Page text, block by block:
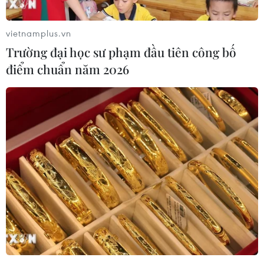
Thêm 1 ca mắc mới COVID-19, là chuyên
gia nhập cảnh được cách ly ngay
12/10/2020 11:15
Ngày 10/10/2020, bệnh nhân khởi phát với triệu chứng
sốt, đau đầu. Ngày 11/10/2020, bệnh nhân được lấy
mẫu xét nghiệm lần 2, kết quả xét nghiệm dương tính
SAR-CoV-2.
vietnamplus.vn
Trường đại học sư phạm đầu tiên công bố
điểm chuẩn năm 2026